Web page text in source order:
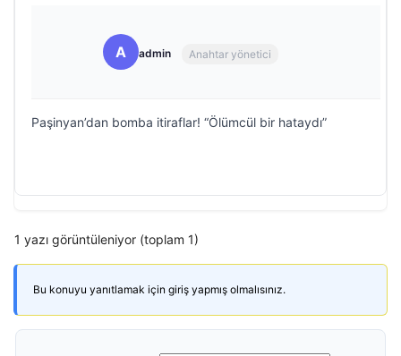
A admin Anahtar yönetici
Paşinyan’dan bomba itiraflar! “Ölümcül bir hataydı”
1 yazı görüntüleniyor (toplam 1)
Bu konuyu yanıtlamak için giriş yapmış olmalısınız.